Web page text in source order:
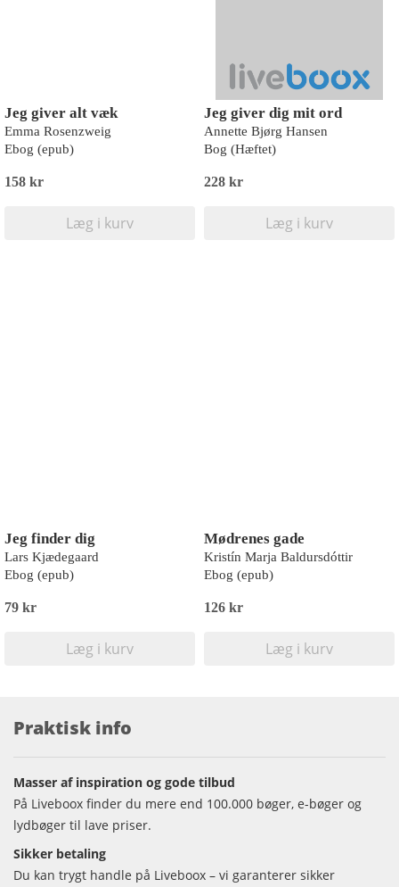
Jeg giver alt væk
Emma Rosenzweig
Ebog (epub)
158 kr
Læg i kurv
Jeg giver dig mit ord
Annette Bjørg Hansen
Bog (Hæftet)
228 kr
Læg i kurv
Jeg finder dig
Lars Kjædegaard
Ebog (epub)
79 kr
Læg i kurv
Mødrenes gade
Kristín Marja Baldursdóttir
Ebog (epub)
126 kr
Læg i kurv
Praktisk info
Masser af inspiration og gode tilbud
På Liveboox finder du mere end 100.000 bøger, e-bøger og
lydbøger til lave priser.
Sikker betaling
Du kan trygt handle på Liveboox – vi garanterer sikker